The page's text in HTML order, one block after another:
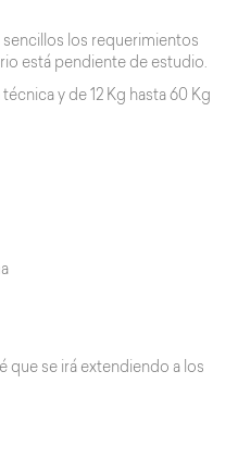
sencillos los requerimientos
está pendiente de estudio.
y de 12 Kg hasta 60 Kg
que se irá extendiendo a los